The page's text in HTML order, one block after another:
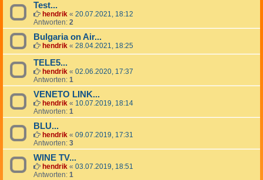
Test...
hendrik « 20.07.2021, 18:12
Antworten: 2
Bulgaria on Air...
hendrik « 28.04.2021, 18:25
TELE5...
hendrik « 02.06.2020, 17:37
Antworten: 1
VENETO LINK...
hendrik « 10.07.2019, 18:14
Antworten: 1
BLU...
hendrik « 09.07.2019, 17:31
Antworten: 3
WINE TV...
hendrik « 03.07.2019, 18:51
Antworten: 1